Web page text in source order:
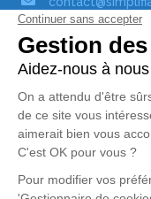
Réseaux
Liens utiles
Publier un avis de
Signaler un abus/une